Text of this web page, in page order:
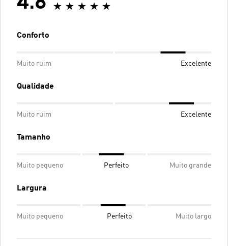
Conforto
Muito ruim Excelente
Qualidade
Muito ruim Excelente
Tamanho
Muito pequeno Perfeito Muito grande
Largura
Muito pequeno Perfeito Muito largo